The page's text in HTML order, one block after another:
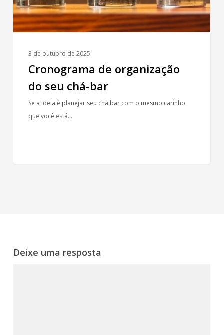
3 de outubro de 2025
Cronograma de organização
do seu chá-bar
Se a ideia é planejar seu chá bar com o mesmo carinho
que você está…
Deixe uma resposta